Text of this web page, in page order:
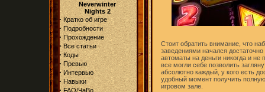
Neverwinter
Nights 2
· Кратко об игре
· Подробности
· Прохождение
· Все статьи
· Коды
· Превью
· Интервью
· Навыки
· FAQ/ЧаВо
Стоит обратить внимание, что
заведениями начался
автоматы на деньги никогда и не
все могли себе позволить
абсолютно каждый, у кого есть
удобный момент получить
игровом зале.